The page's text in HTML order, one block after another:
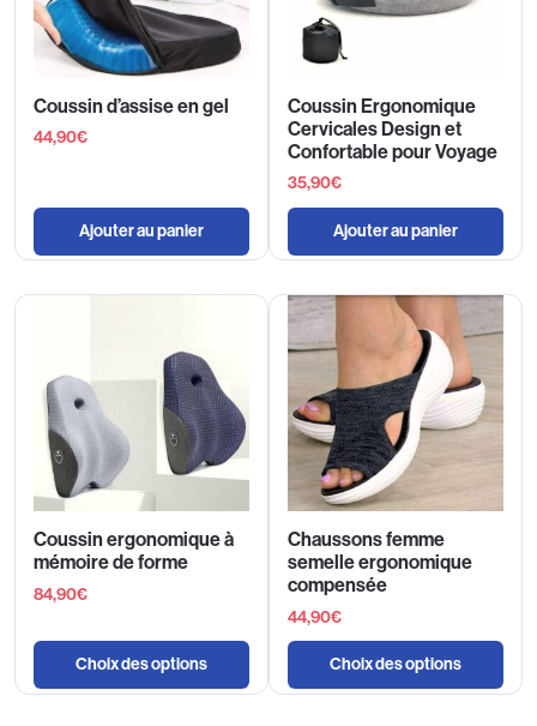
Coussin d’assise en gel
44,90€
Ajouter au panier
Coussin Ergonomique
Cervicales Design et
Confortable pour Voyage
35,90€
Ajouter au panier
Coussin ergonomique à
mémoire de forme
84,90€
Choix des options
Chaussons femme
semelle ergonomique
compensée
44,90€
Choix des options